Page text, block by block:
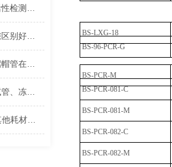
BS-LXG-18
BS-PCR-M
BS-96-PCR-G
BS-PCR-081-C
BS-PCR-081-M
BS-PCR-082-C
BS-PCR-082-M